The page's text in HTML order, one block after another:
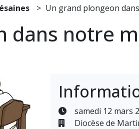
Un grand plongeon
dans notre
samedi 12 mars
Diocèse de